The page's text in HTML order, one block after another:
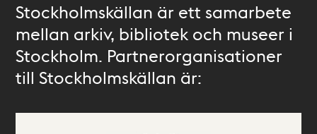
Stockholmskällan är ett samarbete
mellan arkiv, bibliotek och museer i
Stockholm. Partnerorganisationer
till Stockholmskällan är: